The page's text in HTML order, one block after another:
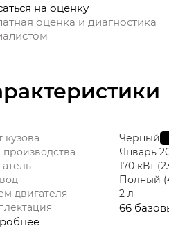
на оценку
оценка и диагностика
кузова
Черный
производства
Январь
170 кВт
Полный
двигателя
2 л
66